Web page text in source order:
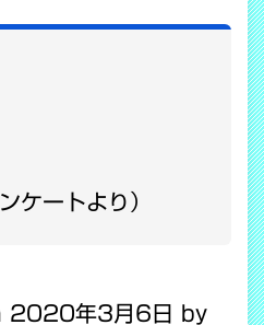
ケートより）
年3月6日 by